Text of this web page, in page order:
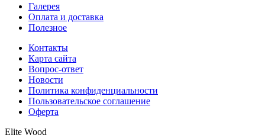
Галерея
Оплата и доставка
Полезное
Контакты
Карта сайта
Вопрос-ответ
Новости
Политика конфиденциальности
Пользовательское соглашение
Оферта
Elite Wood